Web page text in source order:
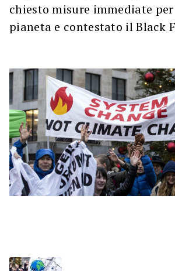
chiesto misure immediate
pianeta e contestato il Black